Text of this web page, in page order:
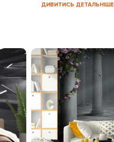
ДИВИТИСЬ ДЕТАЛЬНІШЕ